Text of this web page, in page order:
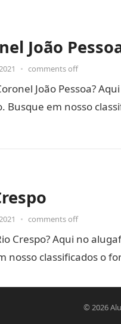
João
• comments off
João Pessoa?
Busque em nosso
• comments off
Crespo? Aqui no
nosso classificados o
© 2026